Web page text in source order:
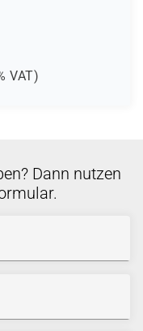
VAT)
Dann nutzen